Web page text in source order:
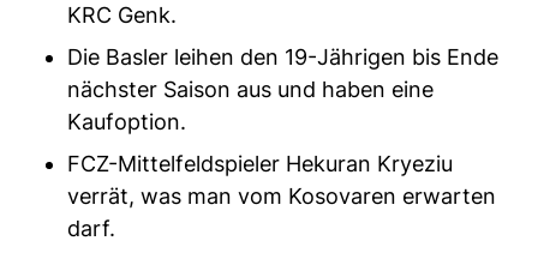
KRC Genk.
Die Basler leihen den 19-Jährigen bis Ende
nächster Saison aus und haben eine
Kaufoption.
FCZ-Mittelfeldspieler Hekuran Kryeziu
verrät, was man vom Kosovaren erwarten
darf.